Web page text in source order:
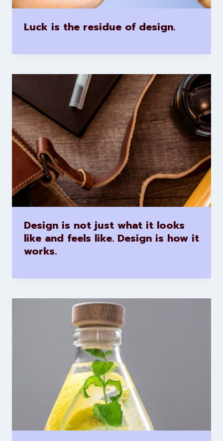
Luck is the residue of design.
Design is not just what it looks
like and feels like. Design is how it
works.